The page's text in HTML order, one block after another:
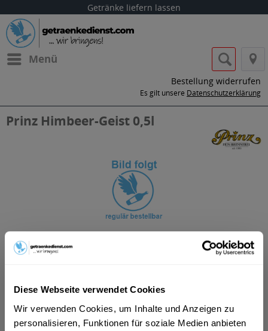
Diese Webseite verwendet Cookies
Wir verwenden Cookies, um Inhalte und Anzeigen zu
personalisieren, Funktionen für soziale Medien anbieten
Getränke liefern lassen
Menü
Bestellung widerrufen
Es gilt unsere Datenschutzerklärung
Prinz Himbeer-Geist 0,5l
ab 15,19 € *
Inhalt: 0.5 Liter (30,38 € * / 1 Liter)
inkl. MwSt.ggf. zzgl. Erschwerniszuschlag